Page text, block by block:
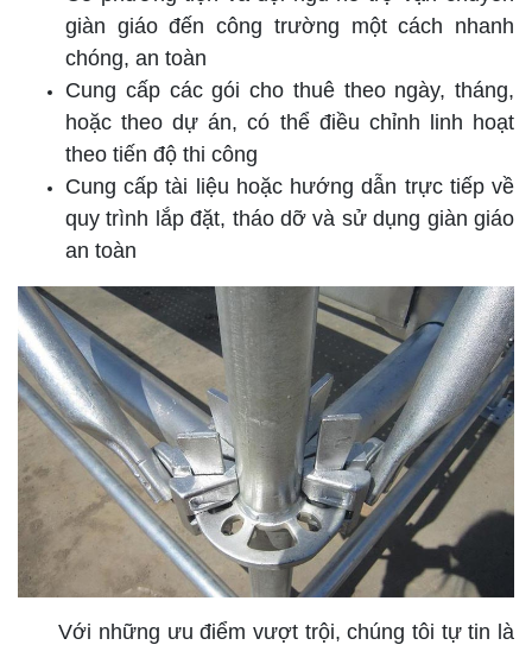
giàn giáo đến công trường một cách nhanh
chóng, an toàn
Cung cấp các gói cho thuê theo ngày, tháng,
hoặc theo dự án, có thể điều chỉnh linh hoạt
theo tiến độ thi công
Cung cấp tài liệu hoặc hướng dẫn trực tiếp về
quy trình lắp đặt, tháo dỡ và sử dụng giàn giáo
an toàn
Với những ưu điểm vượt trội, chúng tôi tự tin là